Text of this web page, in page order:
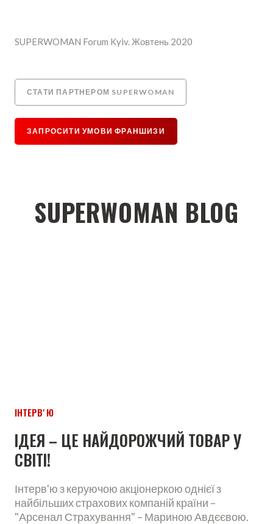
SUPERWOMAN Forum Kyiv. Жовтень 2020
СТАТИ ПАРТНЕРОМ SUPERWOMAN
ЗАПРОСИТИ УМОВИ ФРАНШИЗИ
SUPERWOMAN BLOG
ІНТЕРВʼЮ
ІДЕЯ – ЦЕ НАЙДОРОЖЧИЙ ТОВАР У
СВІТІ!
Інтерв'ю з керуючою акціонеркою однієї з
найбільших страхових компаній країни –
"Арсенал Страхування" – Мариною Авдєєвою.